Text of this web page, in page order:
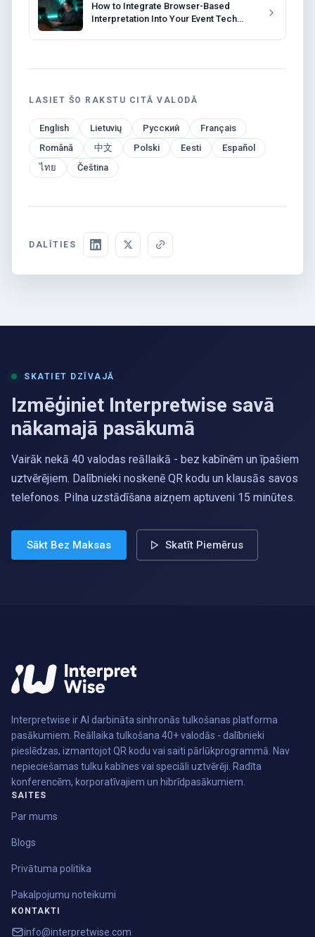
How to Integrate Browser-Based
Interpretation Into Your Event Tech
LASIET ŠO RAKSTU CITĀ VALODĀ
English Lietuvių Русский
Français
Română
中文 Polski Eesti
Español
ไทย
Čeština
DALĪTIES
SKATIET DZĪVAJĀ
Izmēģiniet Interpretwise savā
nākamajā pasākumā
Vairāk nekā 40 valodas reāllaikā - bez kabīnēm un īpašiem
uztvērējiem. Dalībnieki noskenē QR kodu un klausās savos
telefonos. Pilna uzstādīšana aizņem aptuveni 15 minūtes.
Sākt Bez Maksas Skatīt Piemērus
Interpretwise ir AI darbināta sinhronās tulkošanas platforma
pasākumiem. Reāllaika tulkošana 40+ valodās - dalībnieki
pieslēdzas, izmantojot QR kodu vai saiti pārlūkprogrammā. Nav
nepieciešamas tulku kabīnes vai speciāli uztvērēji. Radīta
konferencēm, korporatīvajiem un hibrīdpasākumiem.
SAITES
Par mums
Blogs
Privātuma politika
Pakalpojumu noteikumi
KONTAKTI
info@interpretwise.com